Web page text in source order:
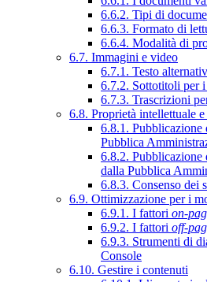
6.6.2. Tipi di
6.6.3. Formato di
6.6.4. Modalità di
6.7. Immagini e video
6.7.1. Testo
6.7.2. Sottotitoli per
6.7.3. Trascrizioni
6.8. Proprietà intellettuale
6.8.1. Pubblicazione
Pubblica
6.8.2.
dalla Pubblica
6.8.3. Consenso dei
6.9. Ottimizzazione per i
6.9.1. I fattori on-
6.9.2. I fattori off-
6.9.3. Strumenti di
Console
6.10. Gestire i contenuti